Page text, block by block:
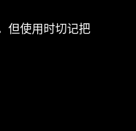
但使用时切记把